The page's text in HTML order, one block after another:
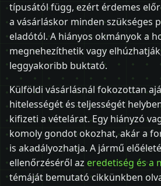
típusától függ, ezért érdemes
a vásárláskor minden szükséges
eladótól. A hiányos okmányok a
megnehezíthetik vagy
leggyakoribb buktató.
Külföldi vásárlásnál fokozottan
hitelességét és teljességét
kifizeti a vételárat. Egy hiányzó
komoly gondot okozhat, akár a
is akadályozhatja. A jármű
ellenőrzéséről az eredetiség és a
témáját bemutató cikkünkben